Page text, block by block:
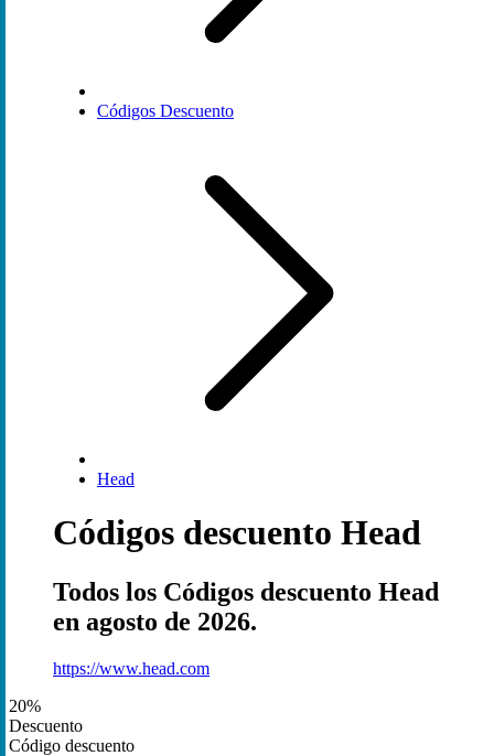
Códigos Descuento
Head
Códigos descuento Head
Todos los Códigos descuento Head
en agosto de 2026.
https://www.head.com
20%
Descuento
Código descuento